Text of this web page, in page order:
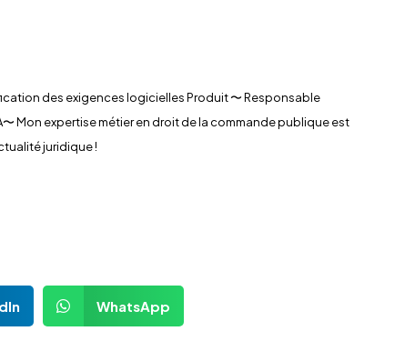
des exigences logicielles Produit 〜 Responsable
Mon expertise métier en droit de la commande publique est
juridique !
WhatsApp